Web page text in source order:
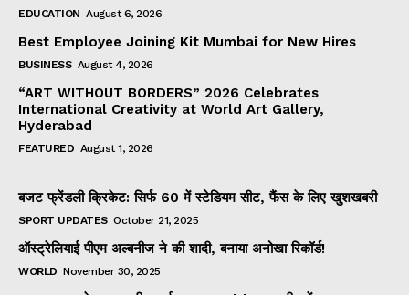
EDUCATION August 6, 2026
Best Employee Joining Kit Mumbai for New Hires
BUSINESS August 4, 2026
“ART WITHOUT BORDERS” 2026 Celebrates
International Creativity at World Art Gallery,
Hyderabad
FEATURED August 1, 2026
बजट फ्रेंडली क्रिकेट: सिर्फ ₹60 में स्टेडियम सीट, फैंस के लिए खुशखबरी
SPORT UPDATES October 21, 2025
ऑस्ट्रेलियाई पीएम अल्बनीज ने की शादी, बनाया अनोखा रिकॉर्ड!
WORLD November 30, 2025